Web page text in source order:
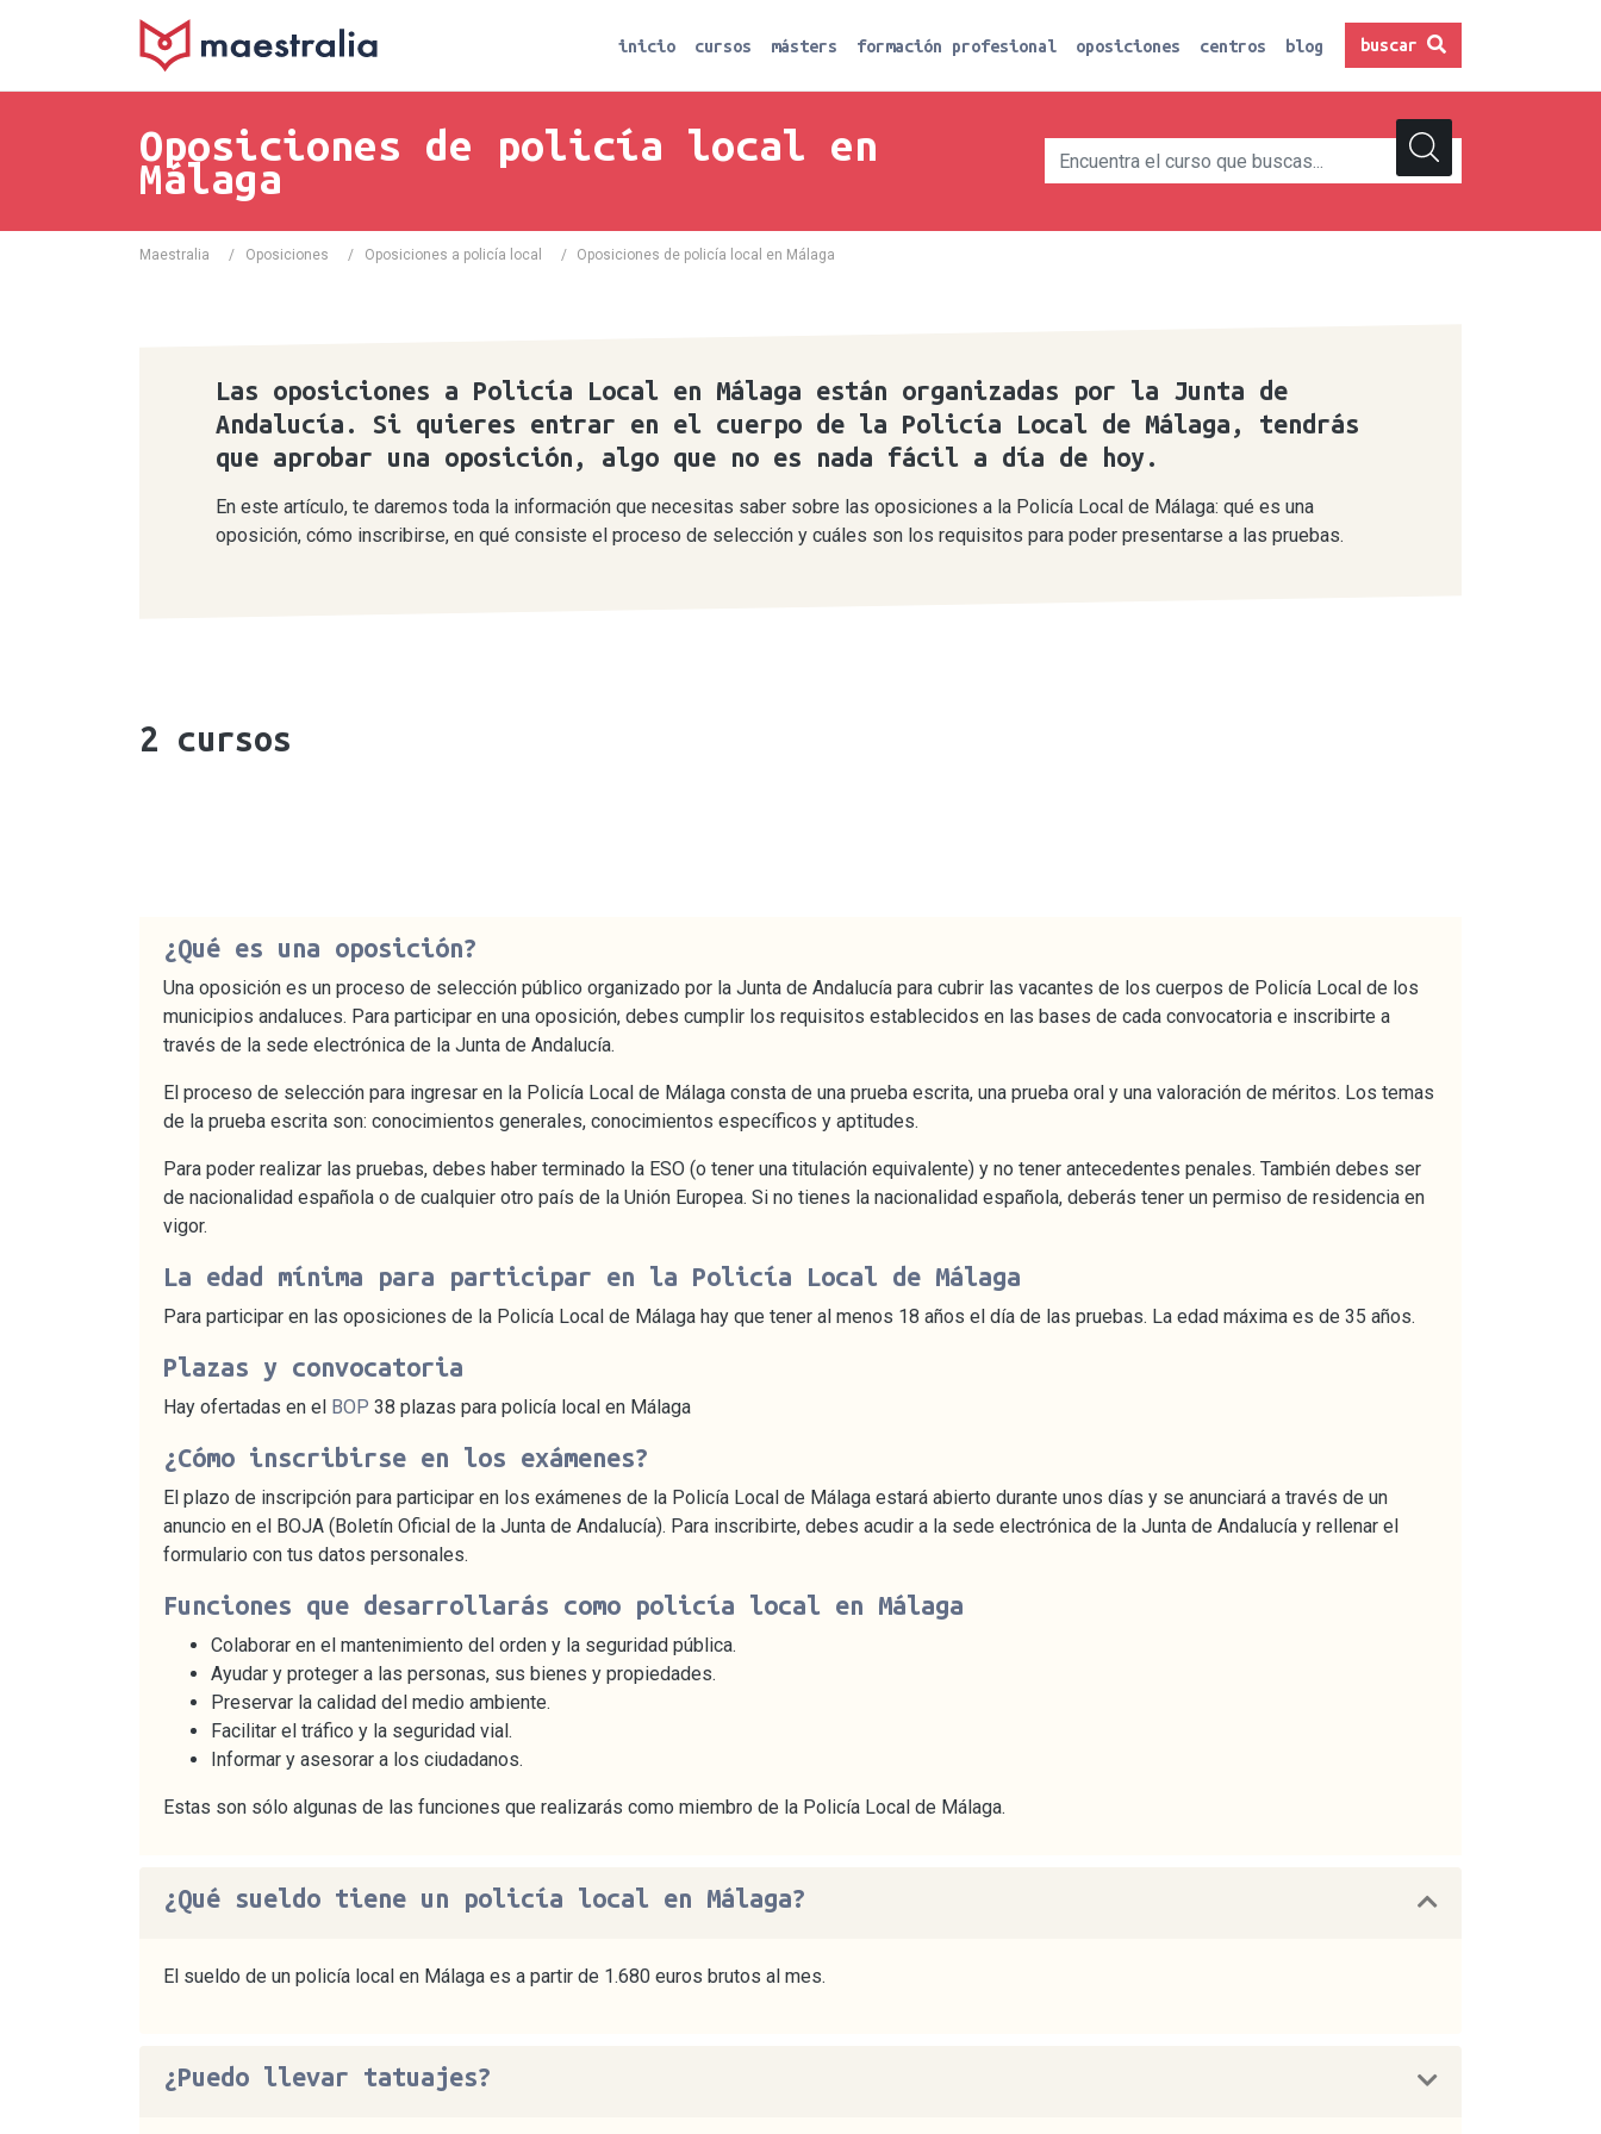
inicio cursos másters formación profesional oposiciones centros blog buscar
Oposiciones de policía local en
Málaga
Maestralia / Oposiciones / Oposiciones a policía local / Oposiciones de policía local en Málaga
Las oposiciones a Policía Local en Málaga están organizadas por la Junta de
Andalucía. Si quieres entrar en el cuerpo de la Policía Local de Málaga, tendrás
que aprobar una oposición, algo que no es nada fácil a día de hoy.
En este artículo, te daremos toda la información que necesitas saber sobre las oposiciones a la Policía Local de Málaga: qué es una
oposición, cómo inscribirse, en qué consiste el proceso de selección y cuáles son los requisitos para poder presentarse a las pruebas.
2 cursos
¿Qué es una oposición?
Una oposición es un proceso de selección público organizado por la Junta de Andalucía para cubrir las vacantes de los cuerpos de Policía Local de los
municipios andaluces. Para participar en una oposición, debes cumplir los requisitos establecidos en las bases de cada convocatoria e inscribirte a
través de la sede electrónica de la Junta de Andalucía.
El proceso de selección para ingresar en la Policía Local de Málaga consta de una prueba escrita, una prueba oral y una valoración de méritos. Los temas
de la prueba escrita son: conocimientos generales, conocimientos específicos y aptitudes.
Para poder realizar las pruebas, debes haber terminado la ESO (o tener una titulación equivalente) y no tener antecedentes penales. También debes ser
de nacionalidad española o de cualquier otro país de la Unión Europea. Si no tienes la nacionalidad española, deberás tener un permiso de residencia en
vigor.
La edad mínima para participar en la Policía Local de Málaga
Para participar en las oposiciones de la Policía Local de Málaga hay que tener al menos 18 años el día de las pruebas. La edad máxima es de 35 años.
Plazas y convocatoria
Hay ofertadas en el BOP 38 plazas para policía local en Málaga
¿Cómo inscribirse en los exámenes?
El plazo de inscripción para participar en los exámenes de la Policía Local de Málaga estará abierto durante unos días y se anunciará a través de un
anuncio en el BOJA (Boletín Oficial de la Junta de Andalucía). Para inscribirte, debes acudir a la sede electrónica de la Junta de Andalucía y rellenar el
formulario con tus datos personales.
Funciones que desarrollarás como policía local en Málaga
Colaborar en el mantenimiento del orden y la seguridad pública.
Ayudar y proteger a las personas, sus bienes y propiedades.
Preservar la calidad del medio ambiente.
Facilitar el tráfico y la seguridad vial.
Informar y asesorar a los ciudadanos.
Estas son sólo algunas de las funciones que realizarás como miembro de la Policía Local de Málaga.
¿Qué sueldo tiene un policía local en Málaga?
El sueldo de un policía local en Málaga es a partir de 1.680 euros brutos al mes.
¿Puedo llevar tatuajes?